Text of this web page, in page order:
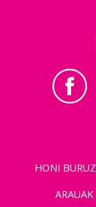
HONI BURUZ
ARAUAK